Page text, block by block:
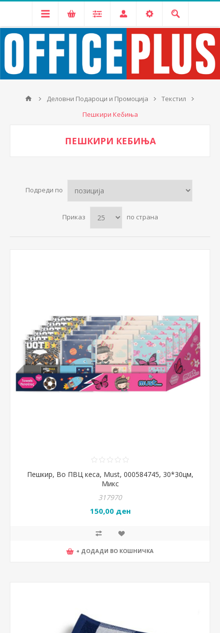
Деловни Подароци и Промоција
Текстил
Пешкири Кебиња
ПЕШКИРИ КЕБИЊА
Подреди по
Приказ по страна
Пешкир, Во ПВЦ кеса, Must, 000584745, 30*30цм,
Микс
317970
150,00 ден
+ ДОДАДИ ВО КОШНИЧКА